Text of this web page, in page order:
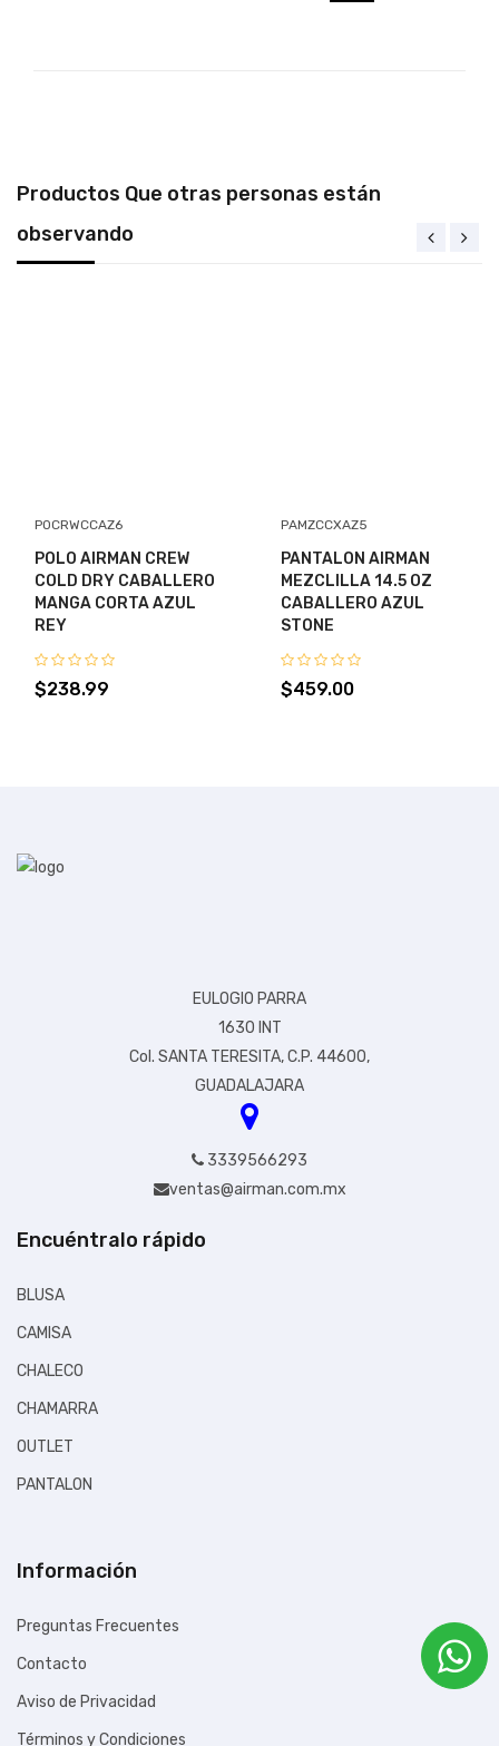
Envio gratis apartir de un total de $1.00
$559.00
Productos Que otras personas están
observando
POCRWCCAZ6
POLO AIRMAN CREW
COLD DRY CABALLERO
MANGA CORTA AZUL
REY
$238.99
PAMZCCXAZ5
PANTALON AIRMAN
MEZCLILLA 14.5 OZ
CABALLERO AZUL
STONE
$459.00
EULOGIO PARRA
1630 INT
Col. SANTA TERESITA, C.P. 44600,
GUADALAJARA
3339566293
ventas@airman.com.mx
Encuéntralo rápido
BLUSA
CAMISA
CHALECO
CHAMARRA
OUTLET
PANTALON
POLAR FLEECE
Información
Preguntas Frecuentes
Contacto
Aviso de Privacidad
Términos y Condiciones